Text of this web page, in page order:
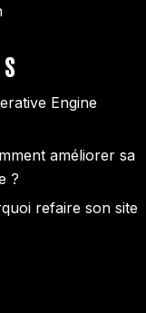
Engine
améliorer sa
?
refaire son site